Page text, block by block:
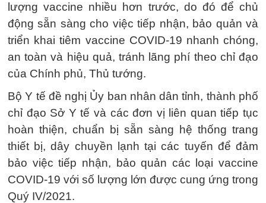
lượng vaccine nhiều hơn trước, do đó để chủ
động sẵn sàng cho việc tiếp nhận, bảo quản và
triển khai tiêm vaccine COVID-19 nhanh chóng,
an toàn và hiệu quả, tránh lãng phí theo chỉ đạo
của Chính phủ, Thủ tướng.
Bộ Y tế đề nghị Ủy ban nhân dân tỉnh, thành phố
chỉ đạo Sở Y tế và các đơn vị liên quan tiếp tục
hoàn thiện, chuẩn bị sẵn sàng hệ thống trang
thiết bị, dây chuyền lạnh tại các tuyến để đảm
bảo việc tiếp nhận, bảo quản các loại vaccine
COVID-19 với số lượng lớn được cung ứng trong
Quý IV/2021.